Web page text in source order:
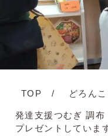
TOP どろん
発達支援つむぎ 調
プレゼントしていま